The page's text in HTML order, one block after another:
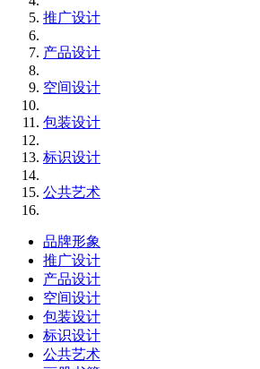
推广设计
产品设计
空间设计
包装设计
标识设计
公共艺术
品牌形象
推广设计
产品设计
空间设计
包装设计
标识设计
公共艺术